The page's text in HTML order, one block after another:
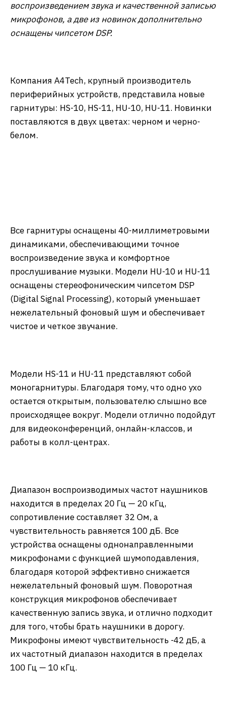
воспроизведением звука и качественной записью
микрофонов, а две из новинок дополнительно
оснащены чипсетом DSP.
Компания A4Tech, крупный производитель
периферийных устройств, представила новые
гарнитуры: HS-10, HS-11, HU-10, HU-11. Новинки
поставляются в двух цветах: черном и черно-
белом.
Все гарнитуры оснащены 40-миллиметровыми
динамиками, обеспечивающими точное
воспроизведение звука и комфортное
прослушивание музыки. Модели HU-10 и HU-11
оснащены стереофоническим чипсетом DSP
(Digital Signal Processing), который уменьшает
нежелательный фоновый шум и обеспечивает
чистое и четкое звучание.
Модели HS-11 и HU-11 представляют собой
моногарнитуры. Благодаря тому, что одно ухо
остается открытым, пользователю слышно все
происходящее вокруг. Модели отлично подойдут
для видеоконференций, онлайн-классов, и
работы в колл-центрах.
Диапазон воспроизводимых частот наушников
находится в пределах 20 Гц — 20 кГц,
сопротивление составляет 32 Ом, а
чувствительность равняется 100 дБ. Все
устройства оснащены однонаправленными
микрофонами с функцией шумоподавления,
благодаря которой эффективно снижается
нежелательный фоновый шум. Поворотная
конструкция микрофонов обеспечивает
качественную запись звука, и отлично подходит
для того, чтобы брать наушники в дорогу.
Микрофоны имеют чувствительность -42 дБ, а
их частотный диапазон находится в пределах
100 Гц — 10 кГц.